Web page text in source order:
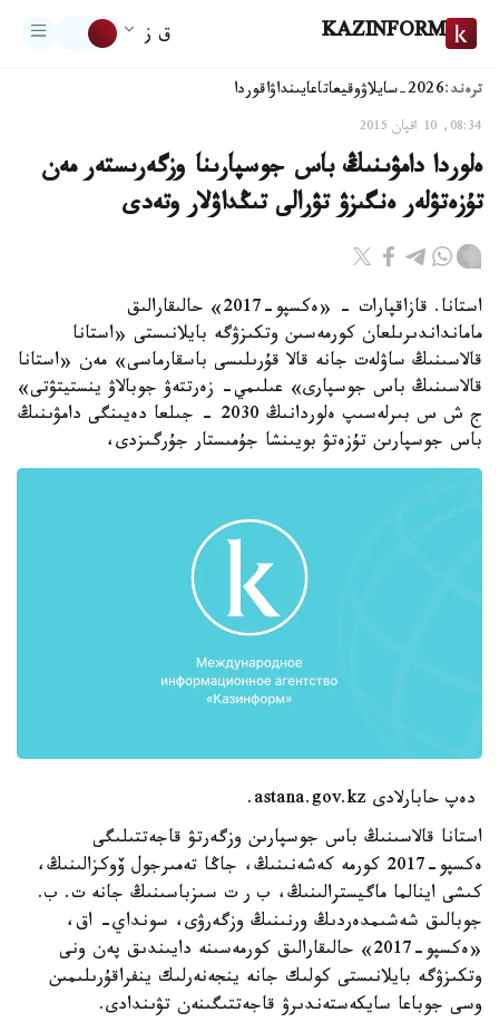
KAZINFORM ق ز
ترەند:2026-سايلاۋ وقيعاتاعايىنداۋاقوردا
08:34, 10 اقپان 2015
ەلوردا دامۋىنىڭ باس جوسپارىنا وزگەرىستەر مەن
تۇزەتۋلەر ەنگىزۋ تۋرالى تىڭداۋلار وتەدى
استانا. قازاقپارات - «ەكسپو-2017» حالىقارالىق
مامانداندىرىلعان كورمەسىن وتكىزۋگە بايلانىستى «استانا
قالاسىنىڭ ساۋلەت جانە قالا قۇرىلىسى باسقارماسى» مەن «استانا
قالاسىنىڭ باس جوسپارى» عىلىمي- زەرتتەۋ جوبالاۋ ينستيتۋتى»
ج ش س بىرلەسىپ ەلوردانىڭ 2030 - جىلعا دەيىنگى دامۋىنىڭ
باس جوسپارىن تۇزەتۋ بويىنشا جۇمىستار جۇرگىزدى،
دەپ حابارلادى astana.gov.kz.
استانا قالاسىنىڭ باس جوسپارىن وزگەرتۋ قاجەتتىلىگى
ەكسپو-2017 كورمە كەشەنىنىڭ، جاڭا تەمىرجول ۆوكزالىنىڭ،
كىشى اينالما ماگيسترالىنىڭ، ب ر ت سىزباسىنىڭ جانە ت. ب.
جوبالىق شەشىمدەردىڭ ورنىنىڭ وزگەرۋى، سونداي- اق،
«ەكسپو-2017» حالىقارالىق كورمەسىنە دايىندىق پەن ونى
وتكىزۋگە بايلانىستى كولىك جانە ينجەنەرلىك ينفراقۇرىلىمىن
وسى جوباعا سايكەستەندىرۋ قاجەتتىگىنەن تۋىندادى.